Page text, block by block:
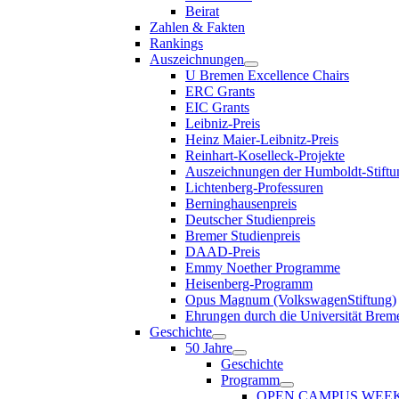
Beirat
Zahlen & Fakten
Rankings
Auszeichnungen
U Bremen Excellence Chairs
ERC Grants
EIC Grants
Leibniz-Preis
Heinz Maier-Leibnitz-Preis
Reinhart-Koselleck-Projekte
Auszeichnungen der Humboldt-
Lichtenberg-Professuren
Berninghausenpreis
Deutscher Studienpreis
Bremer Studienpreis
DAAD-Preis
Emmy Noether Programme
Heisenberg-Programm
Opus Magnum (VolkswagenStiftung)
Ehrungen durch die Universität
Geschichte
50 Jahre
Geschichte
Programm
OPEN CAMPUS